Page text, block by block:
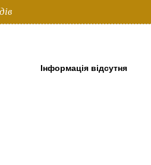
Інформація відсутня